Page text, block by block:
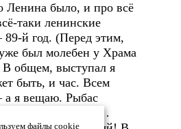
Ленина было, и про всё
таки ленинские
й год. (Перед этим,
был молебен у Храма
В общем, выступал я
быть, и час. Всем
а я вещаю. Рыбас
гасят свет…
файлы cookie